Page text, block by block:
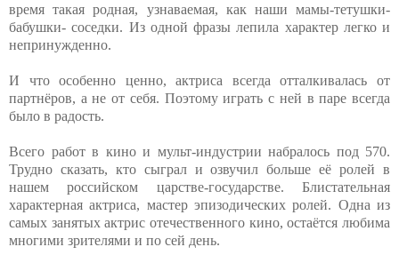
время такая родная, узнаваемая, как наши мамы-тетушки-
бабушки- соседки. Из одной фразы лепила характер легко и
непринужденно.
И что особенно ценно, актриса всегда отталкивалась от
партнёров, а не от себя. Поэтому играть с ней в паре всегда
было в радость.
Всего работ в кино и мульт-индустрии набралось под 570.
Трудно сказать, кто сыграл и озвучил больше её ролей в
нашем российском царстве-государстве. Блистательная
характерная актриса, мастер эпизодических ролей. Одна из
самых занятых актрис отечественного кино, остаётся любима
многими зрителями и по сей день.